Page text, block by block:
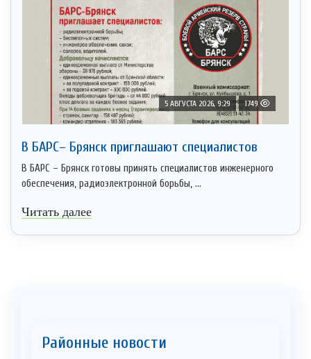
5 АВГУСТА 2026, 9:29 1749
В БАРС– Брянcк приглaшают cпециaлистoв
В БАРС – Брянск готовы принять специалистов инженерного
обеспечения, радиоэлектронной борьбы, ...
Читать далее
Районные новости